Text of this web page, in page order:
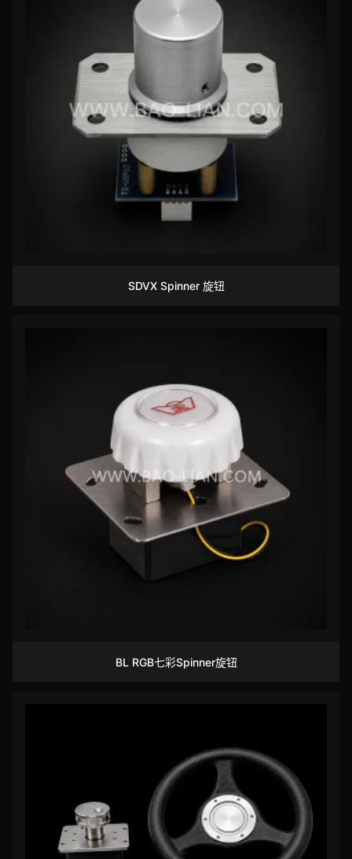
SDVX Spinner 旋钮
BL RGB七彩Spinner旋钮